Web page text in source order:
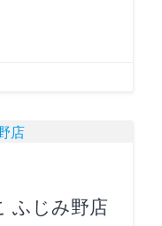
ふじみ野店